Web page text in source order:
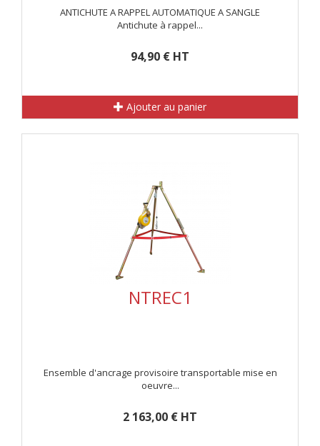
ANTICHUTE A RAPPEL AUTOMATIQUE A SANGLE
Antichute à rappel...
94,90 € HT
Ajouter au panier
NTREC1
Ensemble d'ancrage provisoire transportable mise en
oeuvre...
2 163,00 € HT